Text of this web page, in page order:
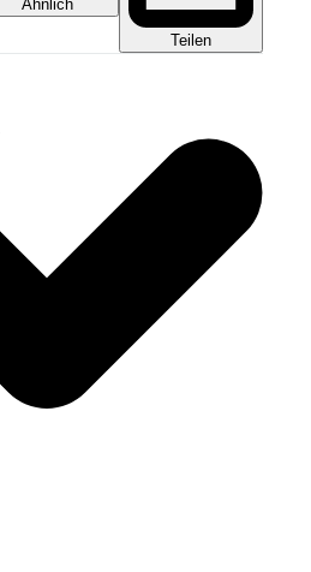
Ähnlich
Teilen